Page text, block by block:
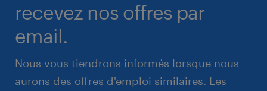
recevez nos offres par
email.
Nous vous tiendrons informés lorsque nous
aurons des offres d'emploi similaires. Les